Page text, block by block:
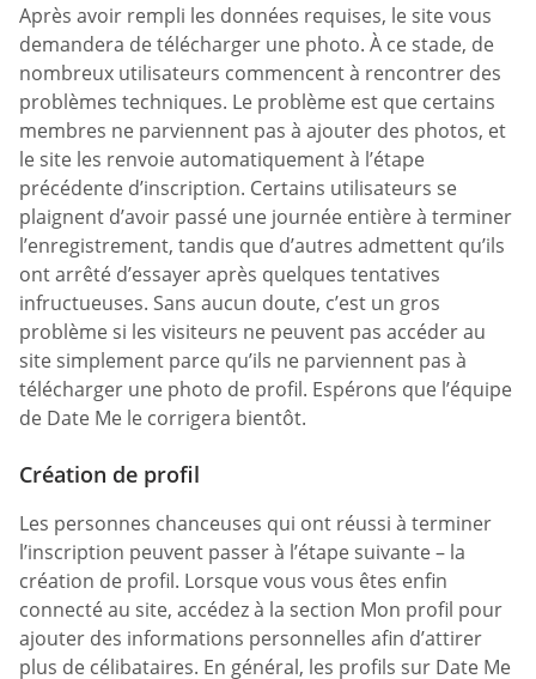
Après avoir rempli les données requises, le site vous
demandera de télécharger une photo. À ce stade, de
nombreux utilisateurs commencent à rencontrer des
problèmes techniques. Le problème est que certains
membres ne parviennent pas à ajouter des photos, et
le site les renvoie automatiquement à l’étape
précédente d’inscription. Certains utilisateurs se
plaignent d’avoir passé une journée entière à terminer
l’enregistrement, tandis que d’autres admettent qu’ils
ont arrêté d’essayer après quelques tentatives
infructueuses. Sans aucun doute, c’est un gros
problème si les visiteurs ne peuvent pas accéder au
site simplement parce qu’ils ne parviennent pas à
télécharger une photo de profil. Espérons que l’équipe
de Date Me le corrigera bientôt.
Création de profil
Les personnes chanceuses qui ont réussi à terminer
l’inscription peuvent passer à l’étape suivante – la
création de profil. Lorsque vous vous êtes enfin
connecté au site, accédez à la section Mon profil pour
ajouter des informations personnelles afin d’attirer
plus de célibataires. En général, les profils sur Date Me